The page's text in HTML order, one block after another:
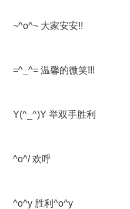
~^o^~ 大家安安!!
=^_^= 温馨的微笑!!!
Y(^_^)Y 举双手胜利
^o^/ 欢呼
^o^y 胜利^o^y